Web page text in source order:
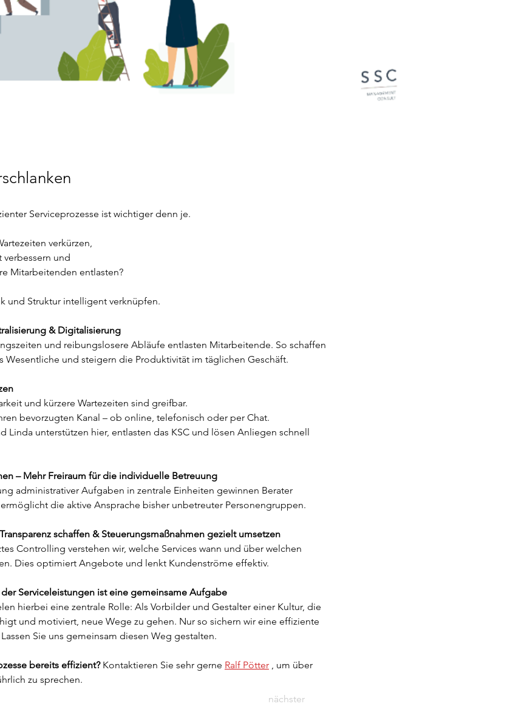
Serviceprozesse ist wichtiger denn je.
verkürzen,
verbessern und
Mitarbeitenden entlasten?
und Struktur intelligent verknüpfen.
& Digitalisierung
und reibungslosere Abläufe entlasten Mitarbeitende. So schaffen
Wesentliche und steigern die Produktivität im täglichen Geschäft.
und kürzere Wartezeiten sind greifbar.
bevorzugten Kanal – ob online, telefonisch oder per Chat.
Linda unterstützen hier, entlasten das KSC und lösen Anliegen schnell
– Mehr Freiraum für die individuelle Betreuung
administrativer Aufgaben in zentrale Einheiten gewinnen Berater
die aktive Ansprache bisher unbetreuter Personengruppen.
schaffen & Steuerungsmaßnahmen gezielt umsetzen
Controlling verstehen wir, welche Services wann und über welchen
Dies optimiert Angebote und lenkt Kundenströme effektiv.
Serviceleistungen ist eine gemeinsame Aufgabe
hierbei eine zentrale Rolle: Als Vorbilder und Gestalter einer Kultur, die
und motiviert, neue Wege zu gehen. Nur so sichern wir eine effiziente
Sie uns gemeinsam diesen Weg gestalten.
bereits effizient? Kontaktieren Sie sehr gerne Ralf Pötter , um über
zu sprechen.
nächster